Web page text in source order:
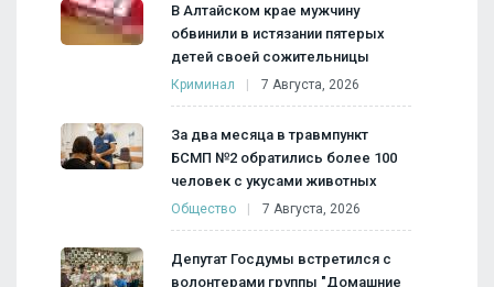
В Алтайском крае мужчину
обвинили в истязании пятерых
детей своей сожительницы
Криминал 7 Августа, 2026
За два месяца в травмпункт
БСМП №2 обратились более 100
человек с укусами животных
Общество 7 Августа, 2026
Депутат Госдумы встретился с
волонтерами группы "Домашние